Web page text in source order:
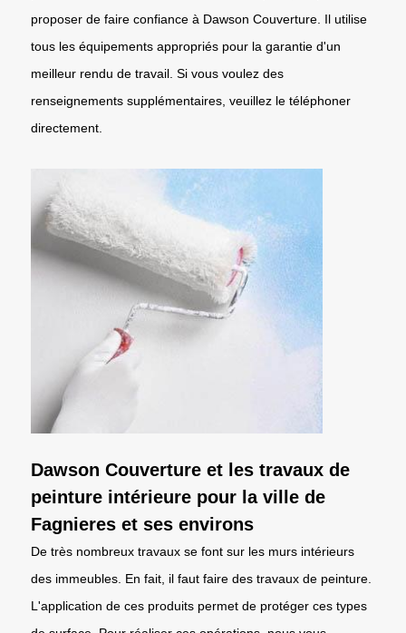
proposer de faire confiance à Dawson Couverture. Il utilise
tous les équipements appropriés pour la garantie d'un
meilleur rendu de travail. Si vous voulez des
renseignements supplémentaires, veuillez le téléphoner
directement.
Dawson Couverture et les travaux de
peinture intérieure pour la ville de
Fagnieres et ses environs
De très nombreux travaux se font sur les murs intérieurs
des immeubles. En fait, il faut faire des travaux de peinture.
L'application de ces produits permet de protéger ces types